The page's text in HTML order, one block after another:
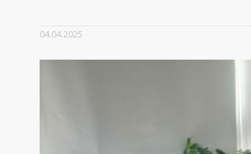
04.04.2025